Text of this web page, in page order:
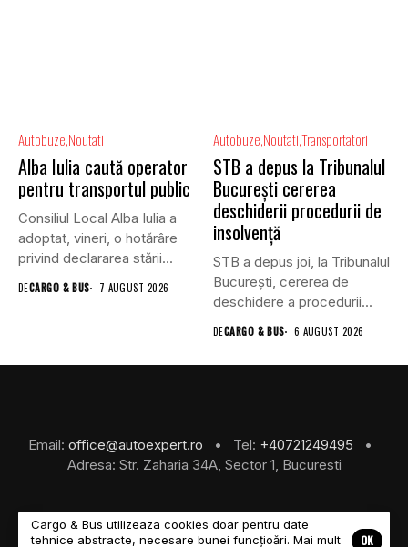
Autobuze Noutati
Alba Iulia caută operator
pentru transportul public
Consiliul Local Alba Iulia a
adoptat, vineri, o hotărâre
privind declararea stării...
DECARGO & BUS 7 AUGUST 2026
Autobuze NoutatiTransportatori
STB a depus la Tribunalul
București cererea
deschiderii procedurii de
insolvență
STB a depus joi, la Tribunalul
Bucureşti, cererea de
deschidere a procedurii...
DECARGO & BUS 6 AUGUST 2026
Email: office@autoexpert.ro • Tel: +40721249495
•
Adresa: Str. Zaharia 34A, Sector 1, Bucuresti
Cargo & Bus utilizeaza cookies doar pentru date
tehnice abstracte, necesare bunei funcțioări. Mai mult
OK